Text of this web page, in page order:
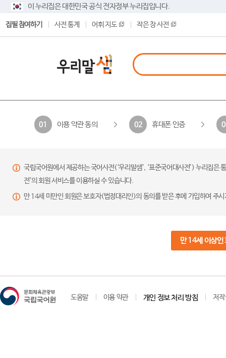
이 누리집은 대한민국 공식 전자정부 누리집입니다.
집필 참여하기 사전 통계 어휘 지도 작은 창 사전
01 이용 약관 동의 02 휴대폰 인증
국립국어원에서 제공하는 국어사전(‘우리말샘’, ‘표준국어대사전’) 누리집
전’의 회원 서비스를 이용하실 수 있습니다.
만 14세 미만인 회원은 보호자(법정대리인)의 동의를 받은 후에 가입하여 주
만 14세 이상인
도움말 이용 약관 개인 정보 처리 방침 저